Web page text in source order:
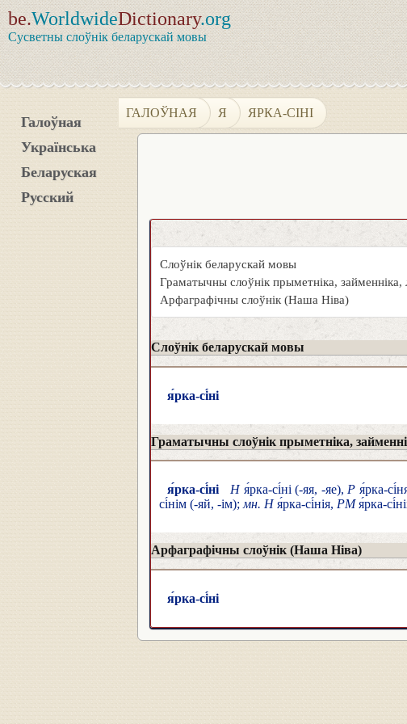
be.WorldwideDictionary.org
Сусветны слоўнік беларускай мовы
Галоўная
Українська
Беларуская
Русский
ГАЛОЎНАЯ Я ЯРКА-СІНІ
Слоўнік беларускай мовы
Граматычны слоўнік прыметніка, займенніка,
Арфаграфічны слоўнік (Наша Ніва)
Слоўнік беларускай мовы
я́рка-сі́ні
Граматычны слоўнік прыметніка,
я́рка-сі́ні Ня́рка-сі́ні (-яя, -яе), Р я́рка-
сі́нім (-яй, -ім); мн. Ня́рка-сі́нія, РМя́рка-
Арфаграфічны слоўнік (Наша Ніва)
я́рка-сі́ні